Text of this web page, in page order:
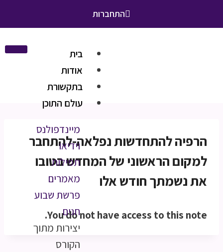
התחברות
בית
אודות
בתקשורת
עולם התוכן
מיינדפולנס
וידיאו
תפילות
מאמרים
פרשת שבוע
חגים
יצירות מתוך
הקורס
הרפיה להתחדשות נפלאה-להתחבר
למקום הראשוני של המחדש בטובו
את נשמתך חודש אלו
You do not have access to this note.